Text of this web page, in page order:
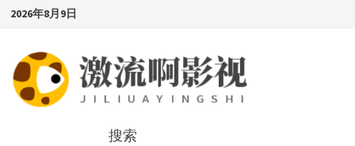
Skip
content
2026年8月9日
搜索